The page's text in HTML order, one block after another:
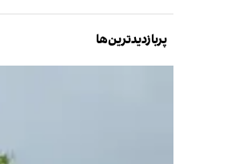
پربازدیدترین‌ها